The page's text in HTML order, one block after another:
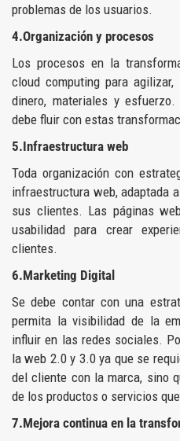
problemas de los usuarios.
4.Organización y procesos
Los procesos en la
cloud computing para
dinero, materiales y
debe fluir con estas
5.Infraestructura web
Toda organización con
infraestructura web, adaptada
sus clientes. Las páginas
usabilidad para crear
clientes.
6.Marketing Digital
Se debe contar con una
permita la visibilidad de la
influir en las redes sociales.
la web 2.0 y 3.0 ya que se
del cliente con la marca, sino
de los productos o servicios
7.Mejora continua en la